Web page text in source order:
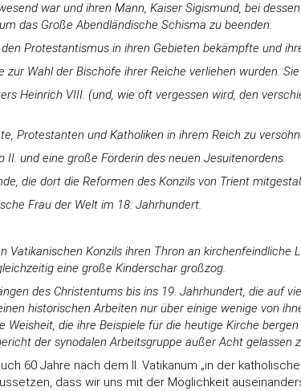
war und ihren Mann, Kaiser Sigismund, bei
das Große Abendländische Schisma zu beenden.
Protestantismus in ihren Gebieten bekämpfte und
Wahl der Bischöfe ihrer Reiche verliehen wurden.
Heinrich VIII. (und, wie oft vergessen wird, den
Protestanten und Katholiken in ihrem Reich zu
und eine große Förderin des neuen Jesuitenordens.
die dort die Reformen des Konzils von Trient
Frau der Welt im 18. Jahrhundert.
Konzils ihren Thron an kirchenfeindliche
eine große Kinderschar großzog.
des Christentums bis ins 19. Jahrhundert, die auf
historischen Arbeiten nur über einige wenige von
die ihre Beispiele für die heutige Kirche
der synodalen Arbeitsgruppe außer Acht gelassen
60 Jahre nach dem II. Vatikanum „in der
dass wir uns mit der Möglichkeit